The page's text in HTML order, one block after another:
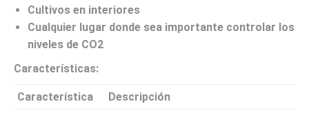
Cultivos en interiores
Cualquier lugar donde sea importante controlar los
niveles de CO2
Características:
Característica
Descripción